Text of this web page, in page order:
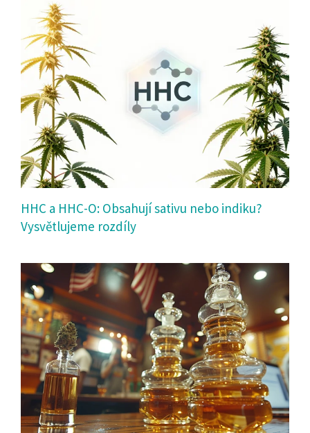
HHC a HHC-O: Obsahují sativu nebo indiku?
Vysvětlujeme rozdíly